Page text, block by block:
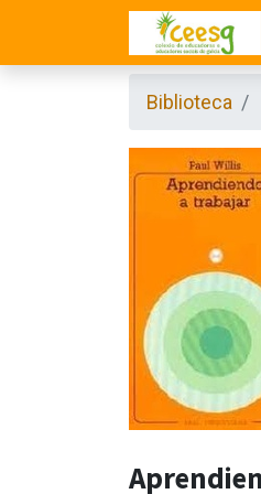
Biblioteca